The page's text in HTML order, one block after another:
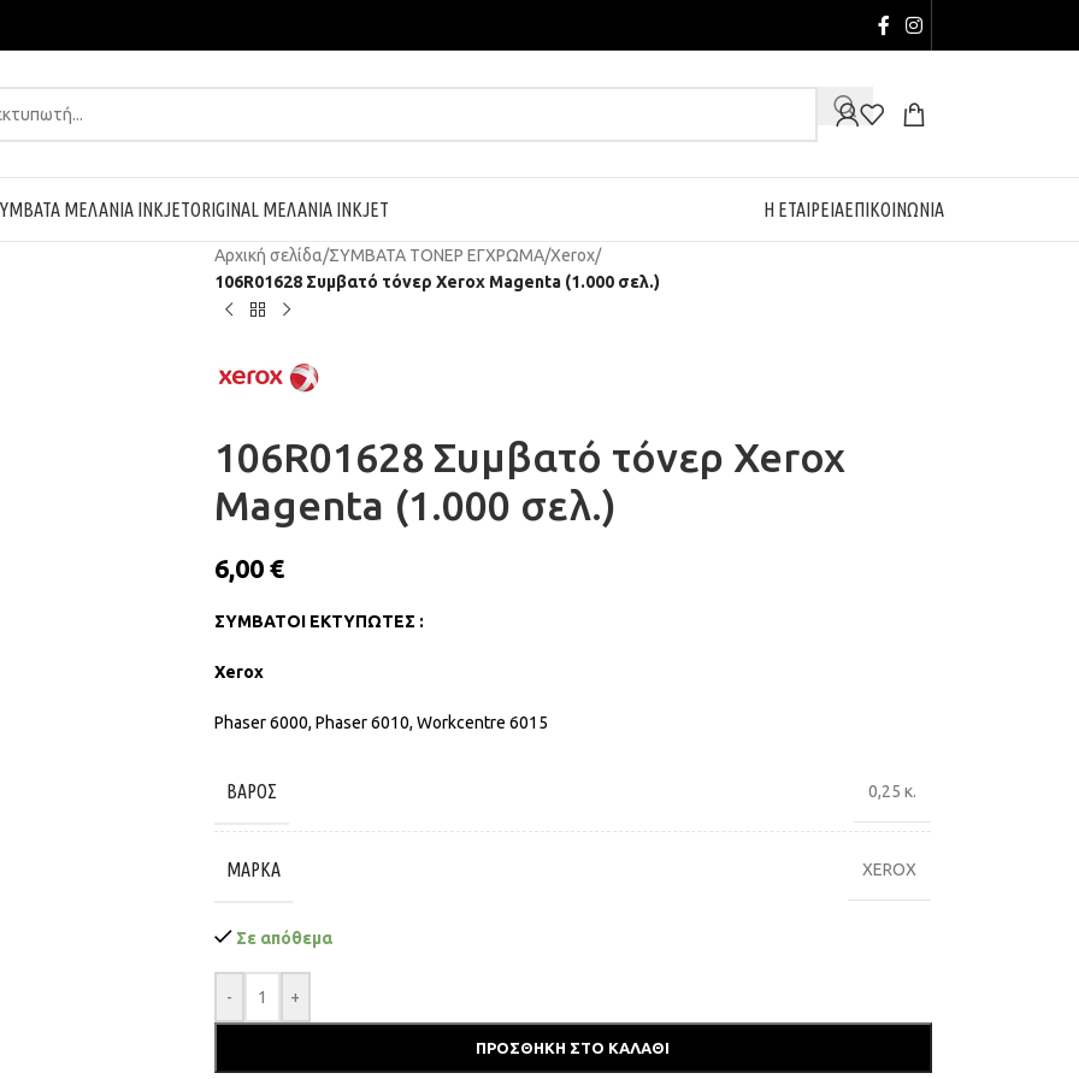
ΜΕΛΑΝΙΑ INKJETORIGINAL ΜΕΛΑΝΙΑ INKJET Η ΕΤΑΙΡΕΙΑΕΠΙΚΟΙΝΩΝΙΑ
Αρχική σελίδα/ΣΥΜΒΑΤΑ ΤΟΝΕΡ ΕΓΧΡΩΜΑ/Xerox/
106R01628 Συμβατό τόνερ Xerox Magenta (1.000 σελ.)
106R01628 Συμβατό τόνερ Xerox
Magenta (1.000 σελ.)
6,00 €
ΣΥΜΒΑΤΟΙ ΕΚΤΥΠΩΤΕΣ :
Xerox
Phaser 6000, Phaser 6010, Workcentre 6015
ΒΆΡΟΣ 0,25 κ.
ΜΆΡΚΑ XEROX
Σε απόθεμα
- +
ΠΡΟΣΘΉΚΗ ΣΤΟ ΚΑΛΆΘΙ